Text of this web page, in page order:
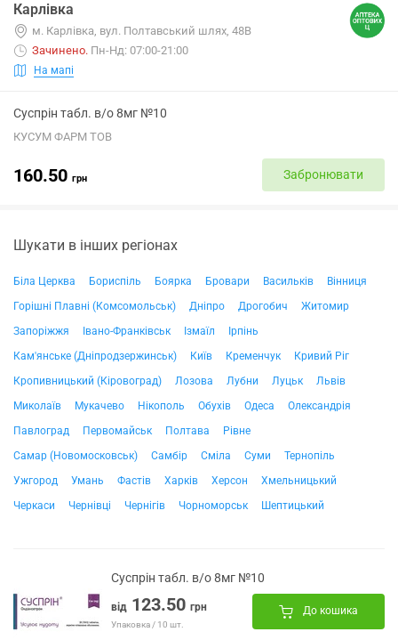
Карлівка
м. Карлівка, вул. Полтавський шлях, 48В
Зачинено. Пн-Нд: 07:00-21:00
На мапі
Суспрін табл. в/о 8мг №10
КУСУМ ФАРМ ТОВ
160.50 грн Забронювати
Шукати в інших регіонах
Біла Церква Бориспіль Боярка Бровари Васильків
Вінниця
Горішні Плавні (Комсомольськ)
Дніпро Дрогобич
Житомир
Запоріжжя
Івано-Франківськ Ізмаїл
Ірпінь
Кам'янське (Дніпродзержинськ)
Київ Кременчук
Кривий Ріг
Кропивницький (Кіровоград)
Лозова Лубни Луцьк
Львів
Миколаїв
Мукачево Нікополь Обухів Одеса
Олександрія
Павлоград
Первомайськ Полтава
Рівне
Самар (Новомосковськ)
Самбір Сміла Суми
Тернопіль
Ужгород
Умань Фастів Харків Херсон
Хмельницький
Черкаси
Чернівці Чернігів Чорноморськ Шептицький
Суспрін табл. в/о 8мг №10
від 123.50 грн
Упаковка / 10 шт.
До кошика